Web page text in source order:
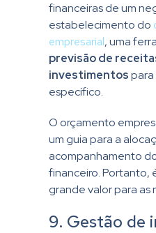
financeiras de um
estabelecimento do
empresarial, uma
previsão de
investimentos
específico.
O orçamento
um guia para a
acompanhamento
financeiro. Portanto,
grande valor para as
9. Gestão de